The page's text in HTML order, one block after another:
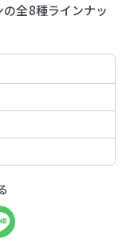
全8種ラインナッ